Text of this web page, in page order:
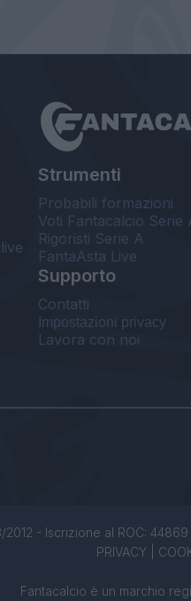
Strumenti
Probabili formazioni
Voti Fantacalcio Serie
Rigoristi Serie A
FantaAsta Live
Supporto
Contatti
Impostazioni privacy
Lavora con noi
- Iscrizione al ROC:
PRIVACY|
Fantacalcio è un marchio